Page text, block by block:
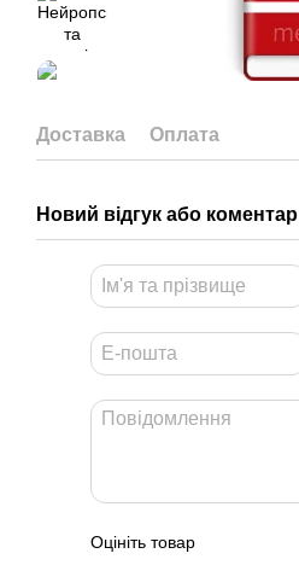
Доставка Оплата
Новий відгук або коментар
Оцініть товар